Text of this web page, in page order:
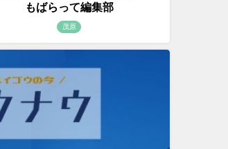
もばらって編集部
茂原